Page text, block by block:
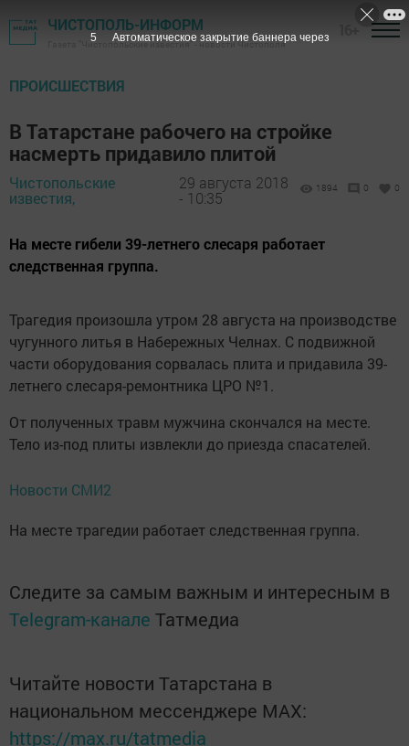
ЧИСТОПОЛЬ-ИНФОРМ
Газета "Чистопольские известия" - новости Чистополя
ПРОИСШЕСТВИЯ
В Татарстане рабочего на стройке
насмерть придавило плитой
Чистопольские
известия,
29 августа 2018
- 10:35
1894 0 0
На месте гибели 39-летнего слесаря работает
следственная группа.
Трагедия произошла утром 28 августа на производстве
чугунного литья в Набережных Челнах. С подвижной
части оборудования сорвалась плита и придавила 39-
летнего слесаря-ремонтника ЦРО №1.
От полученных травм мужчина скончался на месте.
Тело из-под плиты извлекли до приезда спасателей.
Новости СМИ2
На месте трагедии работает следственная группа.
Следите за самым важным и интересным в
Telegram-канале Татмедиа
Читайте новости Татарстана в
национальном мессенджере MАХ:
https://max.ru/tatmedia
4 Автоматическое закрытие баннера через